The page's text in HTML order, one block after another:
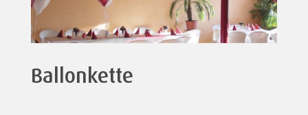
Ballonkette